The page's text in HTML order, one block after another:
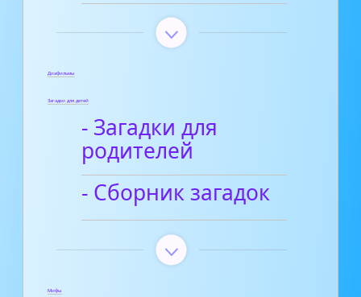
Диафильмы
Загадки для детей
- Загадки для
родителей
- Сборник загадок
Мифы